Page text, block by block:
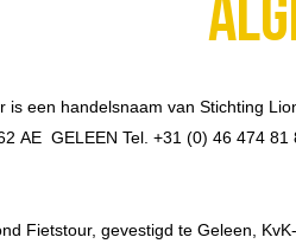
is een handelsnaam van Stichting
AE GELEEN Tel. +31 (0) 46 474 81
Fietstour, gevestigd te Geleen,